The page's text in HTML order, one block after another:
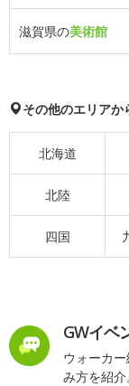
滋賀県の美術館
その他のエリアか
北海道
北陸
四国
GWイベ
ウォーカ
み方を紹